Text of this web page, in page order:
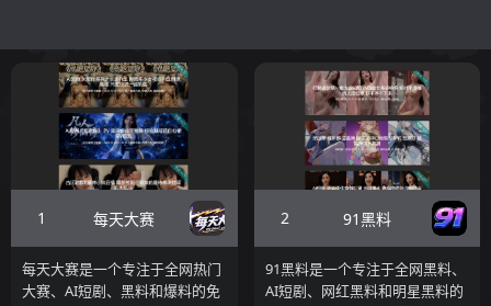
1 每天大赛
每天大赛是一个专注于全网热门
大赛、AI短剧、黑料和爆料的免
2 91黑料
91黑料是一个专注于全网黑料、
AI短剧、网红黑料和明星黑料的